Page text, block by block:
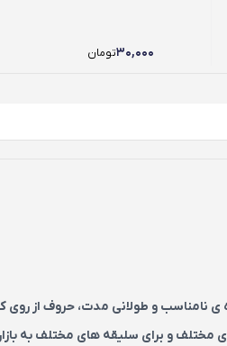
۳۰,۰۰۰تومان
ی نامناسب و طولانی مدت، حروف از
مختلف و برای سلیقه های مختلف به